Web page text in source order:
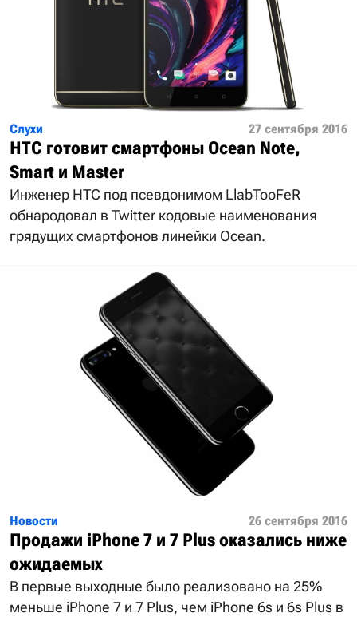
Слухи 27 сентября 2016
HTC готовит смартфоны Ocean Note,
Smart и Master
Инженер HTC под псевдонимом LlabTooFeR
обнародовал в Twitter кодовые наименования
грядущих смартфонов линейки Ocean.
Новости 26 сентября 2016
Продажи iPhone 7 и 7 Plus оказались ниже
ожидаемых
В первые выходные было реализовано на 25%
меньше iPhone 7 и 7 Plus, чем iPhone 6s и 6s Plus в